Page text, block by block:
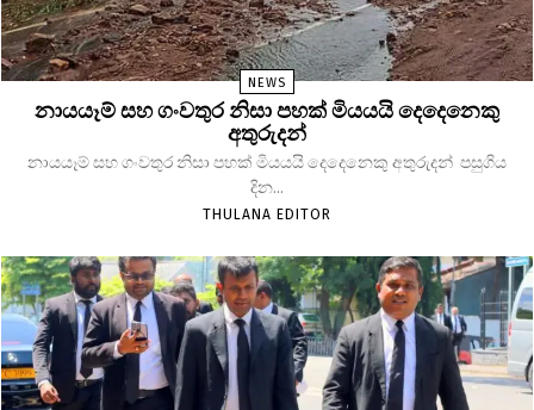
NEWS
නායයෑම් සහ ගංවතුර නිසා පහක් මියයයි දෙදෙනෙකු
අතුරුදන්
නායයෑම් සහ ගංවතුර නිසා පහක් මියයයි දෙදෙනෙකු අතුරුදන් පසුගිය
දින...
THULANA EDITOR